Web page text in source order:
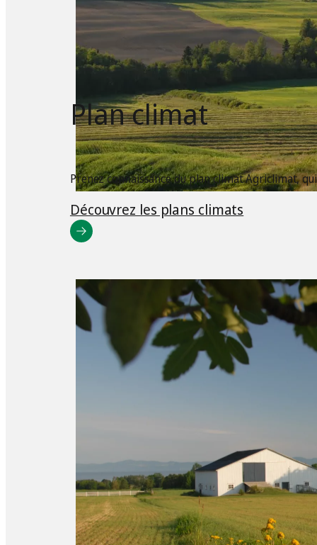
Plan climat
Prenez connaissance du plan climat Agriclimat,
Découvrez les plans climats